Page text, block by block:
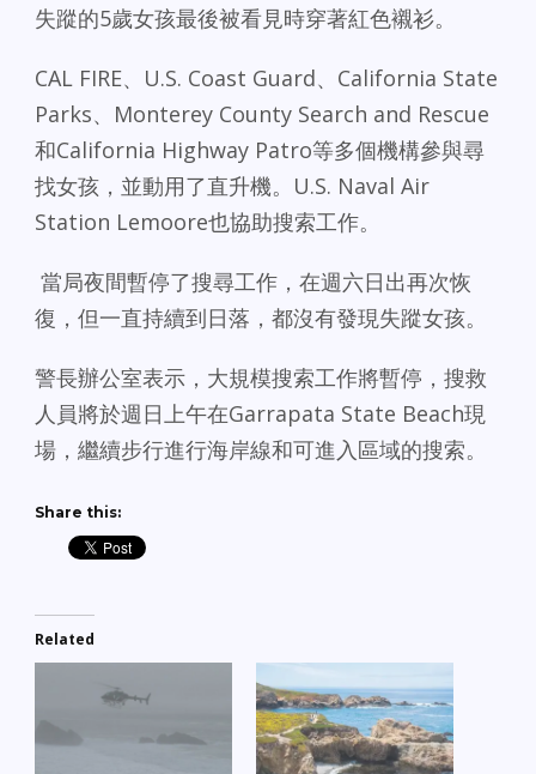
失蹤的5歲女孩最後被看見時穿著紅色襯衫。
CAL FIRE、U.S. Coast Guard、California State
Parks、Monterey County Search and Rescue
和California Highway Patro等多個機構參與尋
找女孩，並動用了直升機。U.S. Naval Air
Station Lemoore也協助搜索工作。
當局夜間暫停了搜尋工作，在週六日出再次恢
復，但一直持續到日落，都沒有發現失蹤女孩。
警長辦公室表示，大規模搜索工作將暫停，搜救
人員將於週日上午在Garrapata State Beach現
場，繼續步行進行海岸線和可進入區域的搜索。
Share this:
Related